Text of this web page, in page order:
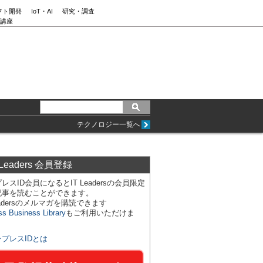
ト開発 IoT・AI
研究・調査
座
テクノロジー一覧へ
会員登録
スID会員になるとIT Leadersの会員限定
を読むことができます。
のメルマガを購読できます
Business Libraryもご利用いただけま
プレスIDとは